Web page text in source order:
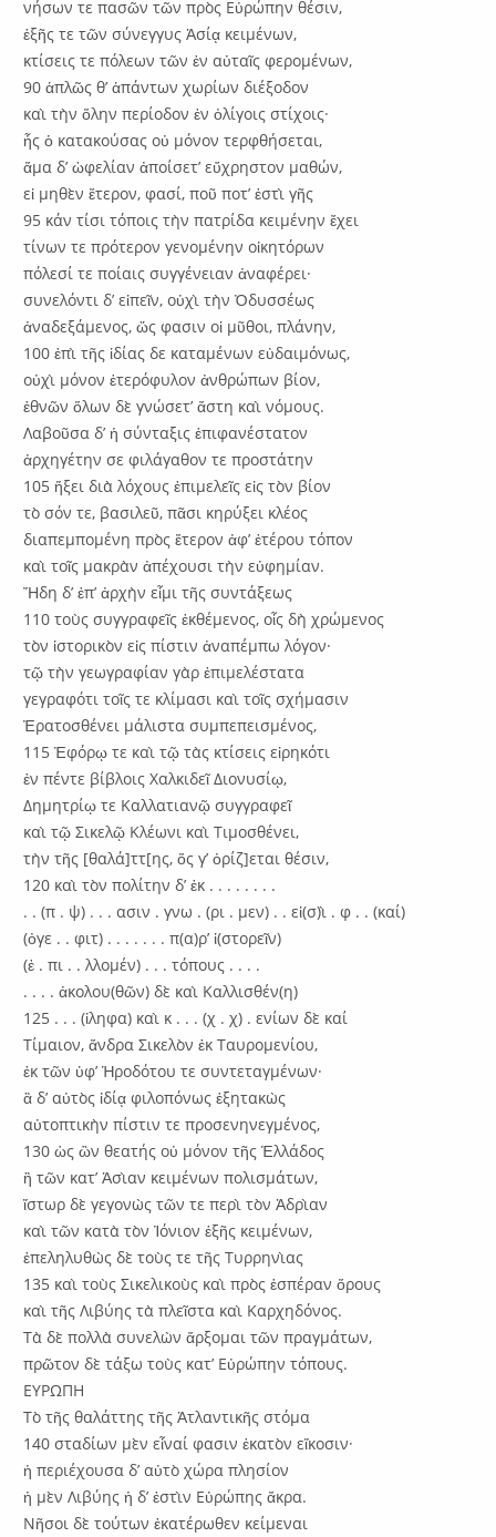
νήσων τε πασῶν τῶν πρὸς Εὐρώπην θέσιν,
ἑξῆς τε τῶν σύνεγγυς Ἀσίᾳ κειμένων,
κτίσεις τε πόλεων τῶν ἐν αὐταῖς φερομένων,
90 ἁπλῶς θ’ ἁπάντων χωρίων διέξοδον
καὶ τὴν ὅλην περίοδον ἐν ὀλίγοις στίχοις·
ἧς ὁ κατακούσας οὐ μόνον τερφθήσεται,
ἅμα δ’ ὠφελίαν ἀποίσετ’ εὔχρηστον μαθών,
εἰ μηθὲν ἕτερον, φασί, ποῦ ποτ’ ἐστὶ γῆς
95 κάν τίσι τόποις τὴν πατρίδα κειμένην ἔχει
τίνων τε πρότερον γενομένην οἰκητόρων
πόλεσί τε ποίαις συγγένειαν ἀναφέρει·
συνελόντι δ’ εἰπεῖν, οὐχὶ τὴν Ὀδυσσέως
ἀναδεξάμενος, ὥς φασιν οἱ μῦθοι, πλάνην,
100 ἐπὶ τῆς ἰδίας δε καταμένων εὐδαιμόνως,
οὐχὶ μόνον ἑτερόφυλον ἀνθρώπων βίον,
ἐθνῶν ὅλων δὲ γνώσετ’ ἄστη καὶ νόμους.
Λαβοῦσα δ’ ἡ σύνταξις ἐπιφανέστατον
ἀρχηγέτην σε φιλάγαθον τε προστάτην
105 ἥξει διὰ λόχους ἐπιμελεῖς εἰς τὸν βίον
τὸ σόν τε, βασιλεῦ, πᾶσι κηρύξει κλέος
διαπεμπομένη πρὸς ἕτερον ἀφ’ ἐτέρου τόπον
καὶ τοῖς μακρὰν ἀπέχουσι τὴν εὐφημίαν.
Ἤδη δ’ ἐπ’ ἀρχὴν εἶμι τῆς συντάξεως
110 τοὺς συγγραφεῖς ἐκθέμενος, οἷς δὴ χρώμενος
τὸν ἱστορικὸν εἰς πίστιν ἀναπέμπω λόγον·
τῷ τὴν γεωγραφίαν γὰρ ἐπιμελέστατα
γεγραφότι τοῖς τε κλίμασι καὶ τοῖς σχήμασιν
Ἐρατοσθένει μάλιστα συμπεπεισμένος,
115 Ἐφόρῳ τε καὶ τῷ τὰς κτίσεις εἰρηκότι
ἐν πέντε βίβλοις Χαλκιδεῖ Διονυσίῳ,
Δημητρίῳ τε Καλλατιανῷ συγγραφεῖ
καὶ τῷ Σικελῷ Κλέωνι καὶ Τιμοσθένει,
τὴν τῆς [θαλά]ττ[ης, ὅς γ’ ὀρίζ]εται θέσιν,
120 καὶ τὸν πολίτην δ’ ἐκ . . . . . . . .
. . (π . ψ) . . . ασιν . γνω . (ρι . μεν) . . εἰ(σ)ὶ . φ . . (καί)
(ὀγε . . φιτ) . . . . . . . π(α)ρ’ ἱ(στορεῖν)
(ἐ . πι . . λλομέν) . . . τόπους . . . .
. . . . ἀκολου(θῶν) δὲ καὶ Καλλισθέν(η)
125 . . . (ἰληφα) καὶ κ . . . (χ . χ) . ενίων δὲ καί
Τίμαιον, ἄνδρα Σικελὸν ἐκ Ταυρομενίου,
ἐκ τῶν ὑφ’ Ἡροδότου τε συντεταγμένων·
ἃ δ’ αὐτὸς ἰδίᾳ φιλοπόνως ἐξητακὼς
αὐτοπτικὴν πίστιν τε προσενηνεγμένος,
130 ὡς ὢν θεατής οὐ μόνον τῆς Ἑλλάδος
ἢ τῶν κατ’ Ἀσὶαν κειμένων πολισμάτων,
ἴστωρ δὲ γεγονὼς τῶν τε περὶ τὸν Ἀδρὶαν
καὶ τῶν κατὰ τὸν Ἰόνιον ἑξῆς κειμένων,
ἐπεληλυθὼς δὲ τοὺς τε τῆς Τυρρηνὶας
135 καὶ τοὺς Σικελικοὺς καὶ πρὸς ἑσπέραν ὅρους
καὶ τῆς Λιβύης τὰ πλεῖστα καὶ Καρχηδόνος.
Τὰ δὲ πολλὰ συνελὼν ἄρξομαι τῶν πραγμάτων,
πρῶτον δὲ τάξω τοὺς κατ’ Εὐρώπην τόπους.
ΕΥΡΩΠΗ
Τὸ τῆς θαλάττης τῆς Ἀτλαντικῆς στόμα
140 σταδίων μὲν εἶναί φασιν ἑκατὸν εἴκοσιν·
ἡ περιέχουσα δ’ αὐτὸ χώρα πλησίον
ἡ μὲν Λιβύης ἡ δ’ ἐστὶν Εὐρώπης ἄκρα.
Νῆσοι δὲ τούτων ἑκατέρωθεν κείμεναι